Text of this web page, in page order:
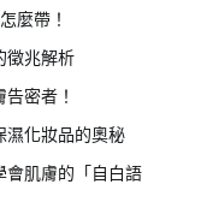
麼帶！
徵兆解析
密者！
濕化妝品的奧秘
會肌膚的「自白語